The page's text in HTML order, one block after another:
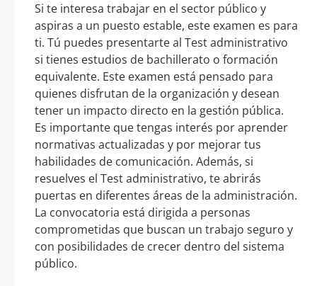
Si te interesa trabajar en el sector público y
aspiras a un puesto estable, este examen es para
ti. Tú puedes presentarte al Test administrativo
si tienes estudios de bachillerato o formación
equivalente. Este examen está pensado para
quienes disfrutan de la organización y desean
tener un impacto directo en la gestión pública.
Es importante que tengas interés por aprender
normativas actualizadas y por mejorar tus
habilidades de comunicación. Además, si
resuelves el Test administrativo, te abrirás
puertas en diferentes áreas de la administración.
La convocatoria está dirigida a personas
comprometidas que buscan un trabajo seguro y
con posibilidades de crecer dentro del sistema
público.